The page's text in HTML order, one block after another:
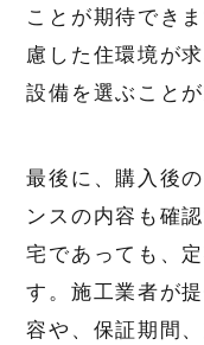
ことが期待でき
慮した住環境が
設備を選ぶことが
最後に、購入後
ンスの内容も確
宅であっても、
す。施工業者が
容や、保証期間